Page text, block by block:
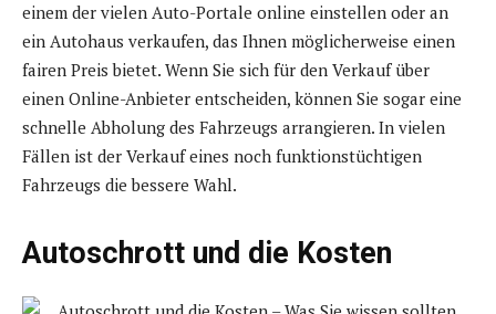
einem der vielen Auto-Portale online einstellen oder an
ein Autohaus verkaufen, das Ihnen möglicherweise einen
fairen Preis bietet. Wenn Sie sich für den Verkauf über
einen Online-Anbieter entscheiden, können Sie sogar eine
schnelle Abholung des Fahrzeugs arrangieren. In vielen
Fällen ist der Verkauf eines noch funktionstüchtigen
Fahrzeugs die bessere Wahl.
Autoschrott und die Kosten